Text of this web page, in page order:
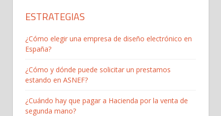
ESTRATEGIAS
¿Cómo elegir una empresa de diseño electrónico en
España?
¿Cómo y dónde puede solicitar un prestamos
estando en ASNEF?
¿Cuándo hay que pagar a Hacienda por la venta de
segunda mano?